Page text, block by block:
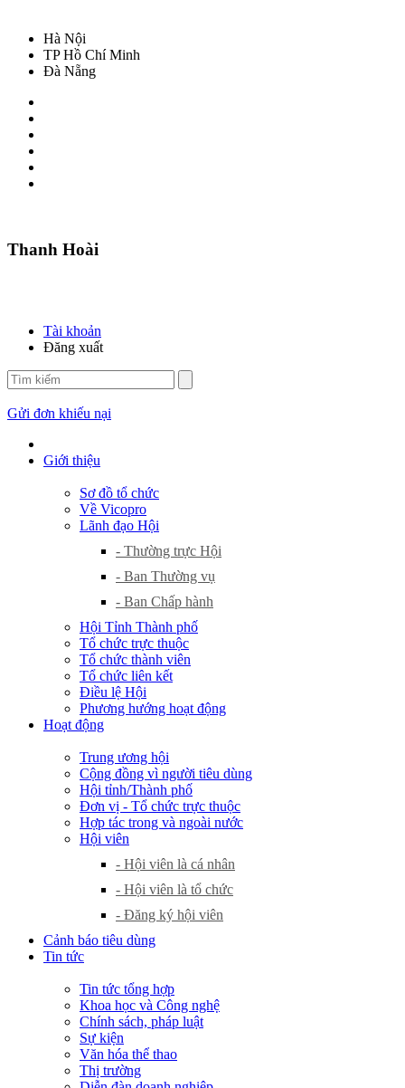
Hà Nội
TP Hồ Chí Minh
Đà Nẵng
Thanh Hoài
Tài khoản
Đăng xuất
Gửi đơn khiếu nại
Giới thiệu
Sơ đồ tổ chức
Về Vicopro
Lãnh đạo Hội
- Thường trực Hội
- Ban Thường vụ
- Ban Chấp hành
Hội Tỉnh Thành phố
Tổ chức trực thuộc
Tổ chức thành viên
Tổ chức liên kết
Điều lệ Hội
Phương hướng hoạt động
Hoạt động
Trung ương hội
Cộng đồng vì người tiêu dùng
Hội tỉnh/Thành phố
Đơn vị - Tổ chức trực thuộc
Hợp tác trong và ngoài nước
Hội viên
- Hội viên là cá nhân
- Hội viên là tổ chức
- Đăng ký hội viên
Cảnh báo tiêu dùng
Tin tức
Tin tức tổng hợp
Khoa học và Công nghệ
Chính sách, pháp luật
Sự kiện
Văn hóa thể thao
Thị trường